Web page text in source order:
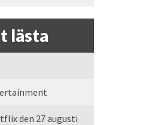
lästa
den 27 augusti